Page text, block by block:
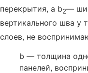
перекрытия, а b2—
вертикального шва у
слоев, не
b — толщина
панелей,